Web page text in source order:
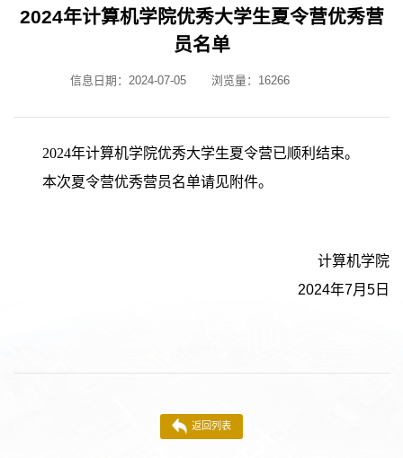
2024年计算机学院优秀大学生夏令营优秀营
员名单
信息日期：2024-07-05 浏览量： 16266
2024年计算机学院优秀大学生夏令营已顺利结束。
本次夏令营优秀营员名单请见附件。
计算机学院
2024年7月 5 日
返回列表